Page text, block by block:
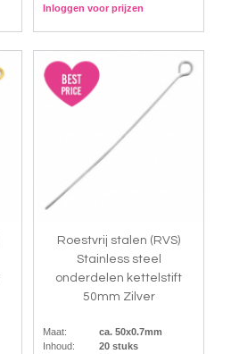
Inloggen voor prijzen
Roestvrij stalen (RVS)
Stainless steel
onderdelen kettelstift
50mm Zilver
Maat:
ca. 50x0.7mm
Inhoud:
20 stuks